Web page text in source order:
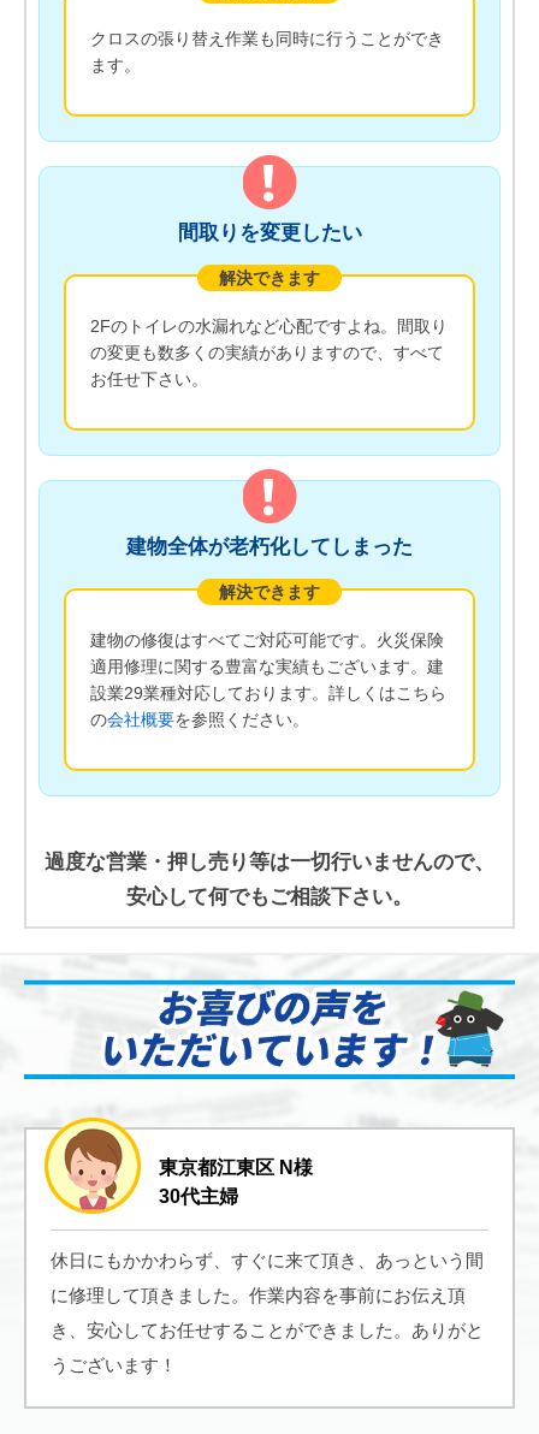
クロスの張り替え作業も同時に行うことができ
ます。
間取りを変更したい
解決できます
2Fのトイレの水漏れなど心配ですよね。間取り
の変更も数多くの実績がありますので、すべて
お任せ下さい。
建物全体が老朽化してしまった
解決できます
建物の修復はすべてご対応可能です。火災保険
適用修理に関する豊富な実績もございます。建
設業29業種対応しております。詳しくはこちら
の会社概要を参照ください。
過度な営業・押し売り等は一切行いませんので、
安心して何でもご相談下さい。
東京都江東区 N様
30代主婦
休日にもかかわらず、すぐに来て頂き、あっという間
に修理して頂きました。作業内容を事前にお伝え頂
き、安心してお任せすることができました。ありがと
うございます！